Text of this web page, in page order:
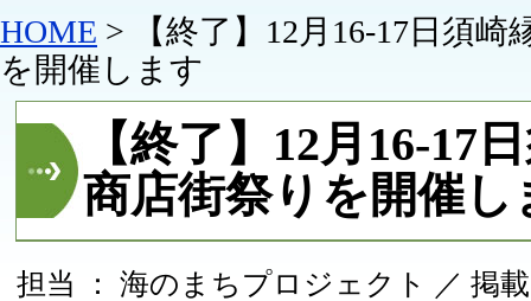
HOME > 【終了】12月16-17日須崎
を開催します
【終了】12月16-17
商店街祭りを開催し
担当 ： 海のまちプロジェクト ／ 掲